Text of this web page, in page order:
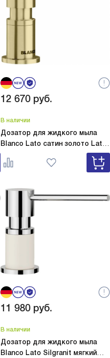
12 670 руб.
В наличии
Дозатор для жидкого мыла
Blanco Lato сатин золото Lato
11 980 руб.
В наличии
Дозатор для жидкого мыла
Blanco Lato Silgranit мягкий